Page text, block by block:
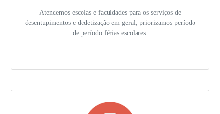
Atendemos escolas e faculdades para os serviços de
desentupimentos e dedetização em geral, priorizamos período
de período férias escolares.